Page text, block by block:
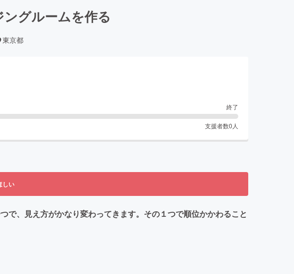
グルームを作る
東京都
終了
支援者数0 人
しい
、見え方がかなり変わってきます。その１つで順位かかわること